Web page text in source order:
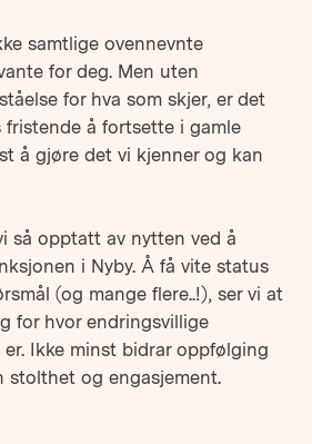
samtlige ovennevnte
for deg. Men uten
for hva som skjer, er det
fristende å fortsette i gamle
å gjøre det vi kjenner og kan
så opptatt av nytten ved å
i Nyby. Å få vite status
(og mange flere..!), ser vi at
for hvor endringsvillige
Ikke minst bidrar oppfølging
stolthet og engasjement.